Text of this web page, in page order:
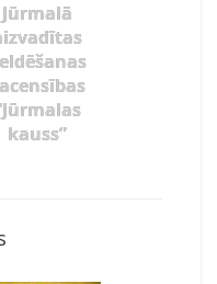
Jūrmalā
kauss”